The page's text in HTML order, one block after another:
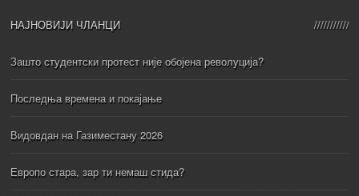
НАЈНОВИЈИ ЧЛАНЦИ
Зашто студентски протест није обојена револуција?
Последња времена и покајање
Видовдан на Газиместану 2026
Европо стара, зар ти немаш стида?